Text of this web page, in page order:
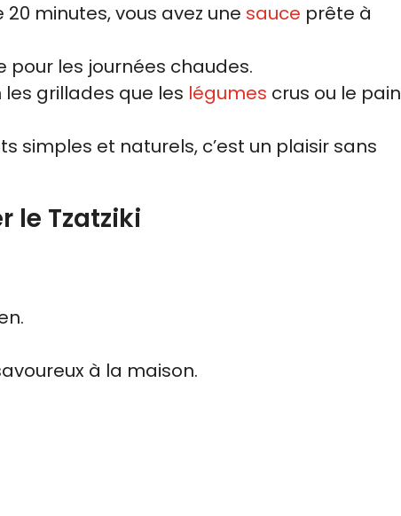
minutes, vous avez une sauce prête à
pour les journées chaudes.
grillades que les légumes crus ou le pain
simples et naturels, c’est un plaisir sans
le Tzatziki
à la maison.